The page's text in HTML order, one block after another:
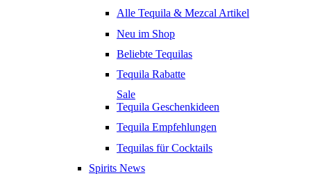
Alle Tequila & Mezcal Artikel
Neu im Shop
Beliebte Tequilas
Tequila Rabatte
Sale
Tequila Geschenkideen
Tequila Empfehlungen
Tequilas für Cocktails
Spirits News